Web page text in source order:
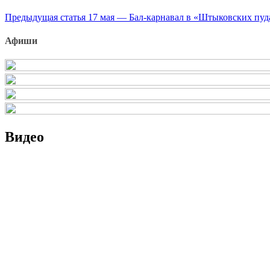
Продолжить
чтение
Предыдущая статья 17 мая — Бал-карнавал в «Штыковских
Афиши
Видео